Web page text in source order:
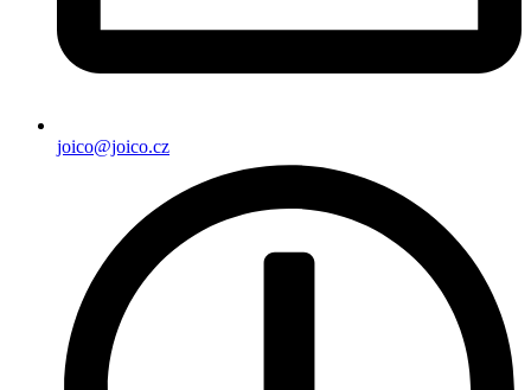
joico@joico.cz